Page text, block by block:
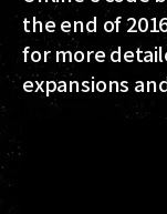
the end of
for more
expansions